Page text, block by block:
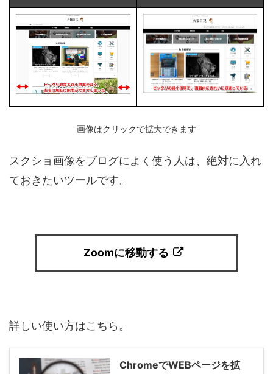
画像はクリックで拡大できます
スクショ画像をブログによく使う人は、絶対に入れ
ておきたいツールです。
Zoomに移動する
詳しい使い方はこちら。
ChromeでWEBページを拡